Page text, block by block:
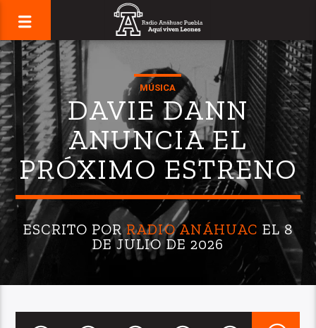
MÚSICA
DAVIE DANN
ANUNCIA EL
PRÓXIMO ESTRENO
ESCRITO PORRADIO ANÁHUAC EL 8
DE JULIO DE 2026